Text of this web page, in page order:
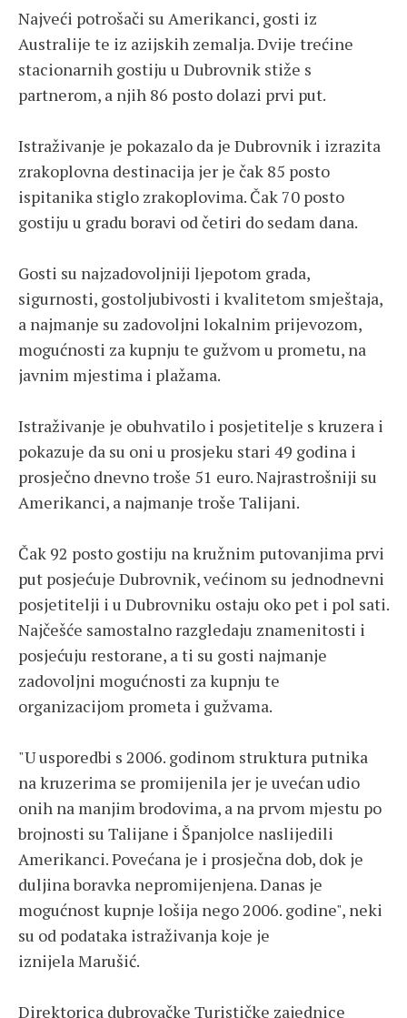
Najveći potrošači su Amerikanci, gosti iz
Australije te iz azijskih zemalja. Dvije trećine
stacionarnih gostiju u Dubrovnik stiže s
partnerom, a njih 86 posto dolazi prvi put.
Istraživanje je pokazalo da je Dubrovnik i izrazita
zrakoplovna destinacija jer je čak 85 posto
ispitanika stiglo zrakoplovima. Čak 70 posto
gostiju u gradu boravi od četiri do sedam dana.
Gosti su najzadovoljniji ljepotom grada,
sigurnosti, gostoljubivosti i kvalitetom smještaja,
a najmanje su zadovoljni lokalnim prijevozom,
mogućnosti za kupnju te gužvom u prometu, na
javnim mjestima i plažama.
Istraživanje je obuhvatilo i posjetitelje s kruzera i
pokazuje da su oni u prosjeku stari 49 godina i
prosječno dnevno troše 51 euro. Najrastrošniji su
Amerikanci, a najmanje troše Talijani.
Čak 92 posto gostiju na kružnim putovanjima prvi
put posjećuje Dubrovnik, većinom su jednodnevni
posjetitelji i u Dubrovniku ostaju oko pet i pol sati.
Najčešće samostalno razgledaju znamenitosti i
posjećuju restorane, a ti su gosti najmanje
zadovoljni mogućnosti za kupnju te
organizacijom prometa i gužvama.
"U usporedbi s 2006. godinom struktura putnika
na kruzerima se promijenila jer je uvećan udio
onih na manjim brodovima, a na prvom mjestu po
brojnosti su Talijane i Španjolce naslijedili
Amerikanci. Povećana je i prosječna dob, dok je
duljina boravka nepromijenjena. Danas je
mogućnost kupnje lošija nego 2006. godine", neki
su od podataka istraživanja koje je
iznijela Marušić.
Direktorica dubrovačke Turističke zajednice